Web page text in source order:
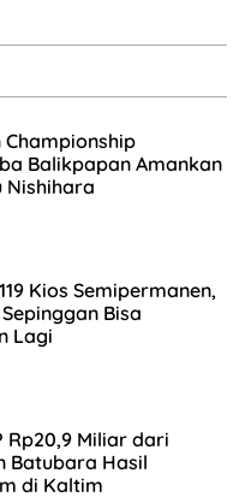
Balikpapan Amankan
Nishihara
Kios Semipermanen,
Bisa
Lagi
Rp20,9 Miliar dari
Batubara Hasil
di Kaltim